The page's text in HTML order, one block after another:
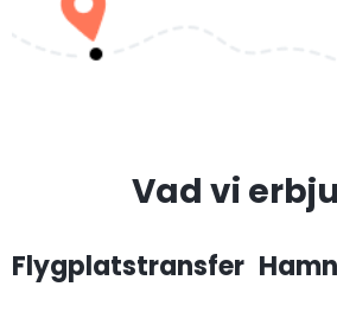
Vad vi
Flygplatstransfer